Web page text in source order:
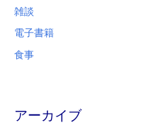
雑談
電子書籍
食事
アーカイブ